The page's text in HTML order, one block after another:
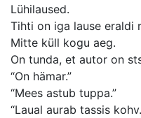
Lühilaused.
Tihti on iga lause eraldi
Mitte küll kogu aeg.
On tunda, et autor on
“On hämar.”
“Mees astub tuppa.”
“Laual aurab tassis